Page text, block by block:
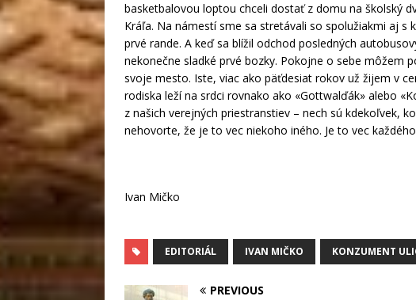
basketbalovou loptou chceli dostať z domu na školský
Kráľa. Na námestí sme sa stretávali so spolužiakmi aj
prvé rande. A keď sa blížil odchod posledných
nekonečne sladké prvé bozky. Pokojne o sebe môžem
svoje mesto. Iste, viac ako päťdesiat rokov už žijem v
rodiska leží na srdci rovnako ako «Gottwalďák» alebo
z našich verejných priestranstiev – nech sú kdekoľvek,
nehovorte, že je to vec niekoho iného. Je to vec
Ivan Mičko
EDITORIÁL IVAN MIČKO KONZUMENT
PREVIOUS